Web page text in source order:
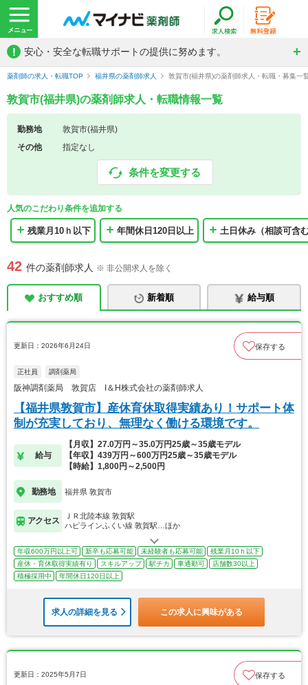
! 安心・安全な転職サポートの提供に努めます。
薬剤師の求人・転職TOP 福井県の薬剤師求人 敦賀市(福井県)の薬剤師求人・転職・募集一
敦賀市(福井県)の薬剤師求人・転職情報一覧
勤務地
敦賀市(福井県)
その他
指定なし
条件を変更する
人気のこだわり条件を追加する
残業月10ｈ以下 年間休日120日以上 土日休み（相談可含
42 件の薬剤師求人 ※ 非公開求人を除く
おすすめ順 新着順 給与順
更新日：2026年6月24日 保存する
正社員 調剤薬局
阪神調剤薬局 敦賀店 I＆H株式会社の薬剤師求人
【福井県敦賀市】産休育休取得実績あり！サポート体
制が充実しており、無理なく働ける環境です。
給与
【月収】27.0万円～35.0万円25歳～35歳モデル
【年収】439万円～600万円25歳～35歳モデル
【時給】1,800円～2,500円
勤務地 福井県 敦賀市
アクセス
ＪＲ北陸本線 敦賀駅
ハピラインふくい線 敦賀駅…ほか
年収600万円以上可 新卒も応募可能 未経験者も応募可能
残業月10ｈ以下
産休・育休取得実績有り
スキルアップ 駅チカ 車通勤可
店舗数30以上
積極採用中
年間休日120日以上
求人の詳細を見る この求人に興味がある
更新日：2025年5月7日 保存する